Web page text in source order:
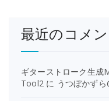
最近のコメン
ギターストローク生
Tool2 に うつぼかずら